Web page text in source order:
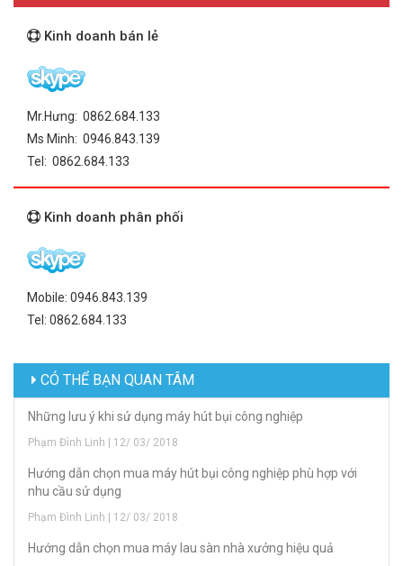
Kinh doanh bán lẻ
Mr.Hưng: 0862.684.133
Ms Minh: 0946.843.139
Tel: 0862.684.133
Kinh doanh phân phối
Mobile: 0946.843.139
Tel: 0862.684.133
CÓ THỂ BẠN QUAN TÂM
Những lưu ý khi sử dụng máy hút bụi công nghiệp
Phạm Đình Linh | 12/ 03/ 2018
Hướng dẫn chọn mua máy hút bụi công nghiệp phù hợp với
nhu cầu sử dụng
Phạm Đình Linh | 12/ 03/ 2018
Hướng dẫn chọn mua máy lau sàn nhà xưởng hiệu quả